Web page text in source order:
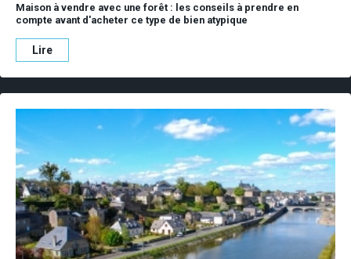
Maison à vendre avec une forêt : les conseils à prendre en
compte avant d'acheter ce type de bien atypique
Lire